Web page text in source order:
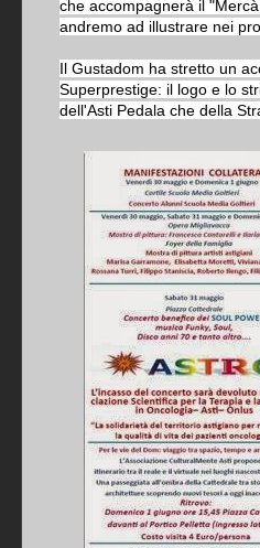
che accompagnerà il
andremo ad illustrare nei
Il Gustadom ha stretto un
Superprestige: il logo e lo
dell'Asti Pedala che della